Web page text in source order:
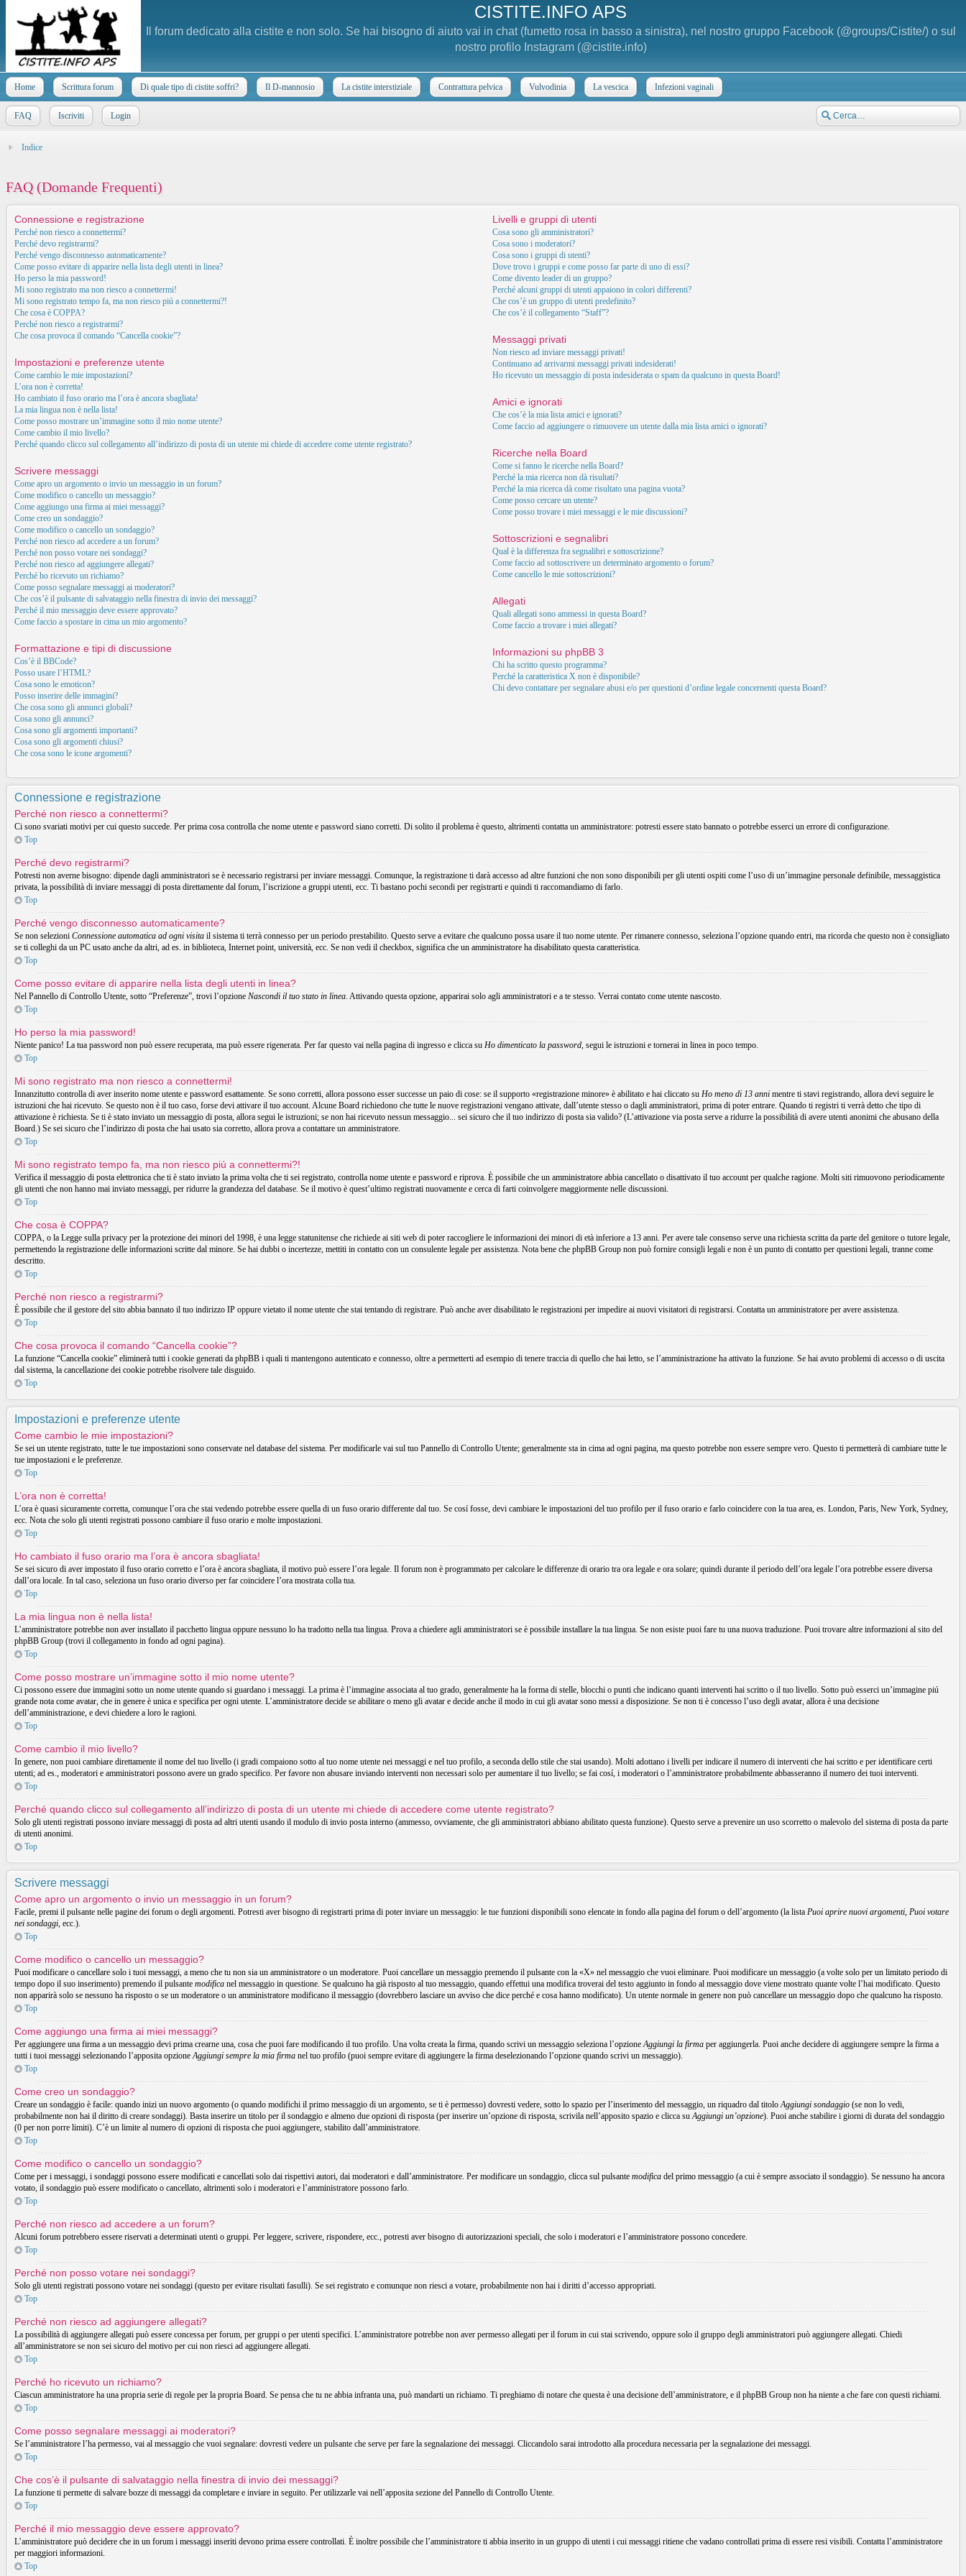
CISTITE.INFO APS
Il forum dedicato alla cistite e non solo. Se hai bisogno di aiuto vai in chat (fumetto rosa in basso a sinistra), nel nostro gruppo Facebook (@groups/Cistite/) o sul
nostro profilo Instagram (@cistite.info)
Home Scrittura forum Di quale tipo di cistite soffri? Il D-mannosio La cistite interstiziale Contrattura pelvica Vulvodinia La vescica Infezioni vaginali
FAQ Iscriviti Login
Indice
FAQ (Domande Frequenti)
Connessione e registrazione
Perché non riesco a connettermi?
Perché devo registrarmi?
Perché vengo disconnesso automaticamente?
Come posso evitare di apparire nella lista degli utenti in linea?
Ho perso la mia password!
Mi sono registrato ma non riesco a connettermi!
Mi sono registrato tempo fa, ma non riesco piú a connettermi?!
Che cosa è COPPA?
Perché non riesco a registrarmi?
Che cosa provoca il comando “Cancella cookie”?
Impostazioni e preferenze utente
Come cambio le mie impostazioni?
L’ora non è corretta!
Ho cambiato il fuso orario ma l’ora è ancora sbagliata!
La mia lingua non è nella lista!
Come posso mostrare un’immagine sotto il mio nome utente?
Come cambio il mio livello?
Perché quando clicco sul collegamento all’indirizzo di posta di un utente mi chiede di accedere come utente registrato?
Scrivere messaggi
Come apro un argomento o invio un messaggio in un forum?
Come modifico o cancello un messaggio?
Come aggiungo una firma ai miei messaggi?
Come creo un sondaggio?
Come modifico o cancello un sondaggio?
Perché non riesco ad accedere a un forum?
Perché non posso votare nei sondaggi?
Perché non riesco ad aggiungere allegati?
Perché ho ricevuto un richiamo?
Come posso segnalare messaggi ai moderatori?
Che cos’è il pulsante di salvataggio nella finestra di invio dei messaggi?
Perché il mio messaggio deve essere approvato?
Come faccio a spostare in cima un mio argomento?
Formattazione e tipi di discussione
Cos’è il BBCode?
Posso usare l’HTML?
Cosa sono le emoticon?
Posso inserire delle immagini?
Che cosa sono gli annunci globali?
Cosa sono gli annunci?
Cosa sono gli argomenti importanti?
Cosa sono gli argomenti chiusi?
Che cosa sono le icone argomenti?
Livelli e gruppi di utenti
Cosa sono gli amministratori?
Cosa sono i moderatori?
Cosa sono i gruppi di utenti?
Dove trovo i gruppi e come posso far parte di uno di essi?
Come divento leader di un gruppo?
Perché alcuni gruppi di utenti appaiono in colori differenti?
Che cos’è un gruppo di utenti predefinito?
Che cos’è il collegamento “Staff”?
Messaggi privati
Non riesco ad inviare messaggi privati!
Continuano ad arrivarmi messaggi privati indesiderati!
Ho ricevuto un messaggio di posta indesiderata o spam da qualcuno in questa Board!
Amici e ignorati
Che cos’è la mia lista amici e ignorati?
Come faccio ad aggiungere o rimuovere un utente dalla mia lista amici o ignorati?
Ricerche nella Board
Come si fanno le ricerche nella Board?
Perché la mia ricerca non dà risultati?
Perché la mia ricerca dà come risultato una pagina vuota?
Come posso cercare un utente?
Come posso trovare i miei messaggi e le mie discussioni?
Sottoscrizioni e segnalibri
Qual è la differenza fra segnalibri e sottoscrizione?
Come faccio ad sottoscrivere un determinato argomento o forum?
Come cancello le mie sottoscrizioni?
Allegati
Quali allegati sono ammessi in questa Board?
Come faccio a trovare i miei allegati?
Informazioni su phpBB 3
Chi ha scritto questo programma?
Perché la caratteristica X non è disponibile?
Chi devo contattare per segnalare abusi e/o per questioni d’ordine legale concernenti questa Board?
Connessione e registrazione
Perché non riesco a connettermi?
Ci sono svariati motivi per cui questo succede. Per prima cosa controlla che nome utente e password siano corretti. Di solito il problema è questo, altrimenti contatta un amministratore: potresti essere stato bannato o potrebbe esserci un errore di configurazione.
Top
Perché devo registrarmi?
Potresti non averne bisogno: dipende dagli amministratori se è necessario registrarsi per inviare messaggi. Comunque, la registrazione ti darà accesso ad altre funzioni che non sono disponibili per gli utenti ospiti come l’uso di un’immagine personale definibile, messaggistica
privata, la possibilità di inviare messaggi di posta direttamente dal forum, l’iscrizione a gruppi utenti, ecc. Ti bastano pochi secondi per registrarti e quindi ti raccomandiamo di farlo.
Top
Perché vengo disconnesso automaticamente?
Se non selezioni Connessione automatica ad ogni visita il sistema ti terrà connesso per un periodo prestabilito. Questo serve a evitare che qualcuno possa usare il tuo nome utente. Per rimanere connesso, seleziona l’opzione quando entri, ma ricorda che questo non è consigliato
se ti colleghi da un PC usato anche da altri, ad es. in biblioteca, Internet point, università, ecc. Se non vedi il checkbox, significa che un amministratore ha disabilitato questa caratteristica.
Top
Come posso evitare di apparire nella lista degli utenti in linea?
Nel Pannello di Controllo Utente, sotto “Preferenze”, trovi l’opzione Nascondi il tuo stato in linea. Attivando questa opzione, apparirai solo agli amministratori e a te stesso. Verrai contato come utente nascosto.
Top
Ho perso la mia password!
Niente panico! La tua password non può essere recuperata, ma può essere rigenerata. Per far questo vai nella pagina di ingresso e clicca su Ho dimenticato la password, segui le istruzioni e tornerai in linea in poco tempo.
Top
Mi sono registrato ma non riesco a connettermi!
Innanzitutto controlla di aver inserito nome utente e password esattamente. Se sono corretti, allora possono esser successe un paio di cose: se il supporto «registrazione minore» è abilitato e hai cliccato su Ho meno di 13 anni mentre ti stavi registrando, allora devi seguire le
istruzioni che hai ricevuto. Se questo non è il tuo caso, forse devi attivare il tuo account. Alcune Board richiedono che tutte le nuove registrazioni vengano attivate, dall’utente stesso o dagli amministratori, prima di poter entrare. Quando ti registri ti verrà detto che tipo di
attivazione è richiesta. Se ti è stato inviato un messaggio di posta, allora segui le istruzioni; se non hai ricevuto nessun messaggio... sei sicuro che il tuo indirizzo di posta sia valido? (L’attivazione via posta serve a ridurre la possibilità di avere utenti anonimi che abusano della
Board.) Se sei sicuro che l’indirizzo di posta che hai usato sia corretto, allora prova a contattare un amministratore.
Top
Mi sono registrato tempo fa, ma non riesco piú a connettermi?!
Verifica il messaggio di posta elettronica che ti è stato inviato la prima volta che ti sei registrato, controlla nome utente e password e riprova. È possibile che un amministratore abbia cancellato o disattivato il tuo account per qualche ragione. Molti siti rimuovono periodicamente
gli utenti che non hanno mai inviato messaggi, per ridurre la grandezza del database. Se il motivo è quest’ultimo registrati nuovamente e cerca di farti coinvolgere maggiormente nelle discussioni.
Top
Che cosa è COPPA?
COPPA, o la Legge sulla privacy per la protezione dei minori del 1998, è una legge statunitense che richiede ai siti web di poter raccogliere le informazioni dei minori di età inferiore a 13 anni. Per avere tale consenso serve una richiesta scritta da parte del genitore o tutore legale,
permettendo la registrazione delle informazioni scritte dal minore. Se hai dubbi o incertezze, mettiti in contatto con un consulente legale per assistenza. Nota bene che phpBB Group non può fornire consigli legali e non è un punto di contatto per questioni legali, tranne come
descritto.
Top
Perché non riesco a registrarmi?
È possibile che il gestore del sito abbia bannato il tuo indirizzo IP oppure vietato il nome utente che stai tentando di registrare. Può anche aver disabilitato le registrazioni per impedire ai nuovi visitatori di registrarsi. Contatta un amministratore per avere assistenza.
Top
Che cosa provoca il comando “Cancella cookie”?
La funzione “Cancella cookie” eliminerà tutti i cookie generati da phpBB i quali ti mantengono autenticato e connesso, oltre a permetterti ad esempio di tenere traccia di quello che hai letto, se l’amministrazione ha attivato la funzione. Se hai avuto problemi di accesso o di uscita
dal sistema, la cancellazione dei cookie potrebbe risolvere tale disguido.
Top
Impostazioni e preferenze utente
Come cambio le mie impostazioni?
Se sei un utente registrato, tutte le tue impostazioni sono conservate nel database del sistema. Per modificarle vai sul tuo Pannello di Controllo Utente; generalmente sta in cima ad ogni pagina, ma questo potrebbe non essere sempre vero. Questo ti permetterà di cambiare tutte le
tue impostazioni e le preferenze.
Top
L’ora non è corretta!
L’ora è quasi sicuramente corretta, comunque l’ora che stai vedendo potrebbe essere quella di un fuso orario differente dal tuo. Se cosí fosse, devi cambiare le impostazioni del tuo profilo per il fuso orario e farlo coincidere con la tua area, es. London, Paris, New York, Sydney,
ecc. Nota che solo gli utenti registrati possono cambiare il fuso orario e molte impostazioni.
Top
Ho cambiato il fuso orario ma l’ora è ancora sbagliata!
Se sei sicuro di aver impostato il fuso orario corretto e l’ora è ancora sbagliata, il motivo può essere l’ora legale. Il forum non è programmato per calcolare le differenze di orario tra ora legale e ora solare; quindi durante il periodo dell’ora legale l’ora potrebbe essere diversa
dall’ora locale. In tal caso, seleziona un fuso orario diverso per far coincidere l’ora mostrata colla tua.
Top
La mia lingua non è nella lista!
L’amministratore potrebbe non aver installato il pacchetto lingua oppure nessuno lo ha tradotto nella tua lingua. Prova a chiedere agli amministratori se è possibile installare la tua lingua. Se non esiste puoi fare tu una nuova traduzione. Puoi trovare altre informazioni al sito del
phpBB Group (trovi il collegamento in fondo ad ogni pagina).
Top
Come posso mostrare un’immagine sotto il mio nome utente?
Ci possono essere due immagini sotto un nome utente quando si guardano i messaggi. La prima è l’immagine associata al tuo grado, generalmente ha la forma di stelle, blocchi o punti che indicano quanti interventi hai scritto o il tuo livello. Sotto può esserci un’immagine piú
grande nota come avatar, che in genere è unica e specifica per ogni utente. L’amministratore decide se abilitare o meno gli avatar e decide anche il modo in cui gli avatar sono messi a disposizione. Se non ti è concesso l’uso degli avatar, allora è una decisione
dell’amministrazione, e devi chiedere a loro le ragioni.
Top
Come cambio il mio livello?
In genere, non puoi cambiare direttamente il nome del tuo livello (i gradi compaiono sotto al tuo nome utente nei messaggi e nel tuo profilo, a seconda dello stile che stai usando). Molti adottano i livelli per indicare il numero di interventi che hai scritto e per identificare certi
utenti; ad es., moderatori e amministratori possono avere un grado specifico. Per favore non abusare inviando interventi non necessari solo per aumentare il tuo livello; se fai cosí, i moderatori o l’amministratore probabilmente abbasseranno il numero dei tuoi interventi.
Top
Perché quando clicco sul collegamento all’indirizzo di posta di un utente mi chiede di accedere come utente registrato?
Solo gli utenti registrati possono inviare messaggi di posta ad altri utenti usando il modulo di invio posta interno (ammesso, ovviamente, che gli amministratori abbiano abilitato questa funzione). Questo serve a prevenire un uso scorretto o malevolo del sistema di posta da parte
di utenti anonimi.
Top
Scrivere messaggi
Come apro un argomento o invio un messaggio in un forum?
Facile, premi il pulsante nelle pagine dei forum o degli argomenti. Potresti aver bisogno di registrarti prima di poter inviare un messaggio: le tue funzioni disponibili sono elencate in fondo alla pagina del forum o dell’argomento (la lista Puoi aprire nuovi argomenti, Puoi votare
nei sondaggi, ecc.).
Top
Come modifico o cancello un messaggio?
Puoi modificare o cancellare solo i tuoi messaggi, a meno che tu non sia un amministratore o un moderatore. Puoi cancellare un messaggio premendo il pulsante con la «X» nel messaggio che vuoi eliminare. Puoi modificare un messaggio (a volte solo per un limitato periodo di
tempo dopo il suo inserimento) premendo il pulsante modifica nel messaggio in questione. Se qualcuno ha già risposto al tuo messaggio, quando effettui una modifica troverai del testo aggiunto in fondo al messaggio dove viene mostrato quante volte l’hai modificato. Questo
non apparirà solo se nessuno ha risposto o se un moderatore o un amministratore modificano il messaggio (dovrebbero lasciare un avviso che dice perché e cosa hanno modificato). Un utente normale in genere non può cancellare un messaggio dopo che qualcuno ha risposto.
Top
Come aggiungo una firma ai miei messaggi?
Per aggiungere una firma a un messaggio devi prima crearne una, cosa che puoi fare modificando il tuo profilo. Una volta creata la firma, quando scrivi un messaggio seleziona l’opzioneAggiungi la firma per aggiungerla. Puoi anche decidere di aggiungere sempre la firma a
tutti i tuoi messaggi selezionando l’apposita opzioneAggiungi sempre la mia firma nel tuo profilo (puoi sempre evitare di aggiungere la firma deselezionando l’opzione quando scrivi un messaggio).
Top
Come creo un sondaggio?
Creare un sondaggio è facile: quando inizi un nuovo argomento (o quando modifichi il primo messaggio di un argomento, se ti è permesso) dovresti vedere, sotto lo spazio per l’inserimento del messaggio, un riquadro dal titoloAggiungi sondaggio (se non lo vedi,
probabilmente non hai il diritto di creare sondaggi). Basta inserire un titolo per il sondaggio e almeno due opzioni di risposta (per inserire un’opzione di risposta, scrivila nell’apposito spazio e clicca suAggiungi un’opzione). Puoi anche stabilire i giorni di durata del sondaggio
(0 per non porre limiti). C’è un limite al numero di opzioni di risposta che puoi aggiungere, stabilito dall’amministratore.
Top
Come modifico o cancello un sondaggio?
Come per i messaggi, i sondaggi possono essere modificati e cancellati solo dai rispettivi autori, dai moderatori e dall’amministratore. Per modificare un sondaggio, clicca sul pulsante modifica del primo messaggio (a cui è sempre associato il sondaggio). Se nessuno ha ancora
votato, il sondaggio può essere modificato o cancellato, altrimenti solo i moderatori e l’amministratore possono farlo.
Top
Perché non riesco ad accedere a un forum?
Alcuni forum potrebbero essere riservati a determinati utenti o gruppi. Per leggere, scrivere, rispondere, ecc., potresti aver bisogno di autorizzazioni speciali, che solo i moderatori e l’amministratore possono concedere.
Top
Perché non posso votare nei sondaggi?
Solo gli utenti registrati possono votare nei sondaggi (questo per evitare risultati fasulli). Se sei registrato e comunque non riesci a votare, probabilmente non hai i diritti d’accesso appropriati.
Top
Perché non riesco ad aggiungere allegati?
La possibilità di aggiungere allegati può essere concessa per forum, per gruppi o per utenti specifici. L’amministratore potrebbe non aver permesso allegati per il forum in cui stai scrivendo, oppure solo il gruppo degli amministratori può aggiungere allegati. Chiedi
all’amministratore se non sei sicuro del motivo per cui non riesci ad aggiungere allegati.
Top
Perché ho ricevuto un richiamo?
Ciascun amministratore ha una propria serie di regole per la propria Board. Se pensa che tu ne abbia infranta una, può mandarti un richiamo. Ti preghiamo di notare che questa è una decisione dell’amministratore, e il phpBB Group non ha niente a che fare con questi richiami.
Top
Come posso segnalare messaggi ai moderatori?
Se l’amministratore l’ha permesso, vai al messaggio che vuoi segnalare: dovresti vedere un pulsante che serve per fare la segnalazione dei messaggi. Cliccandolo sarai introdotto alla procedura necessaria per la segnalazione dei messaggi.
Top
Che cos’è il pulsante di salvataggio nella finestra di invio dei messaggi?
La funzione ti permette di salvare bozze di messaggi da completare e inviare in seguito. Per utilizzarle vai nell’apposita sezione del Pannello di Controllo Utente.
Top
Perché il mio messaggio deve essere approvato?
L’amministratore può decidere che in un forum i messaggi inseriti devono prima essere controllati. È inoltre possibile che l’amministratore ti abbia inserito in un gruppo di utenti i cui messaggi ritiene che vadano controllati prima di essere resi visibili. Contatta l’amministratore
per maggiori informazioni.
Top